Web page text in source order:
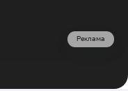
Реклама